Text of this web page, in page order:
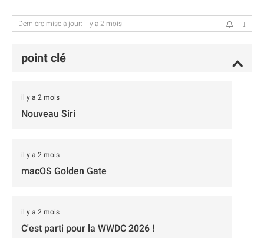
Dernière mise à jour: il y a 2 mois ↓
point clé
il y a 2 mois
Nouveau Siri
il y a 2 mois
macOS Golden Gate
il y a 2 mois
C'est parti pour la WWDC 2026 !